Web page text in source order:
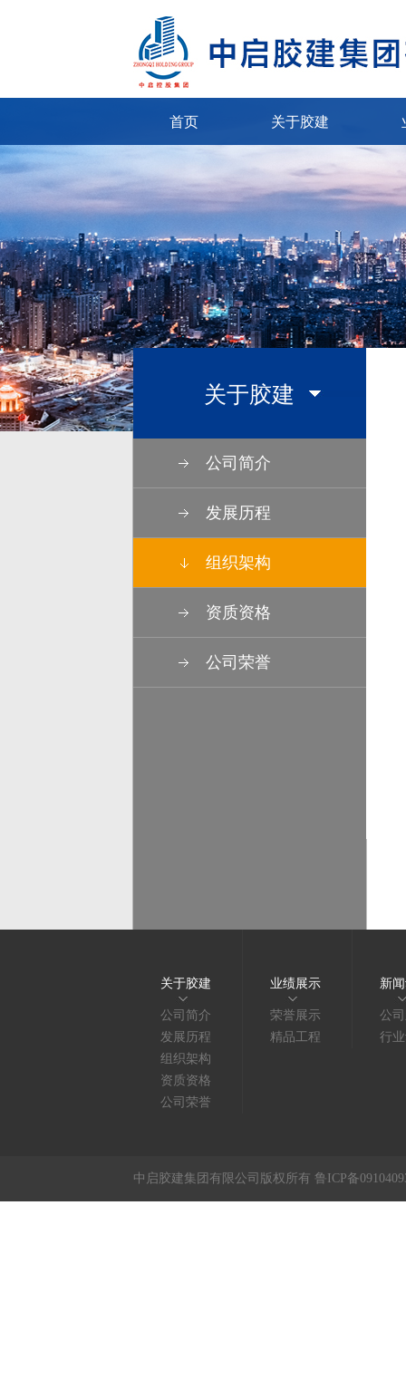
首页 关于胶建
关于胶建
公司简介
发展历程
组织架构
资质资格
公司荣誉
关于胶建
公司简介
发展历程
组织架构
资质资格
公司荣誉
业绩展示
荣誉展示
精品工程
新
公
行
中启胶建集团有限公司版权所有 鲁ICP备